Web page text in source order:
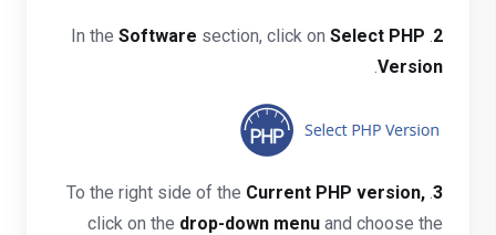
2
. In the
Software section, click on Select PHP
Version
.
3
. To the right side of the
Current PHP version,
click on the drop-down menu and choose the